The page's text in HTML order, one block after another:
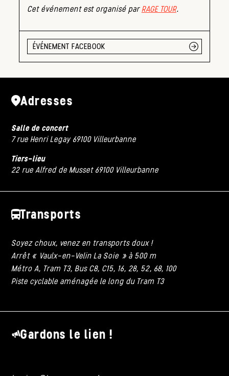
Cet événement est organisé parRAGE TOUR.
ÉVÉNEMENT FACEBOOK
Adresses
Salle de concert
7 rue Henri Legay 69100 Villeurbanne
Tiers-lieu
22 rue Alfred de Musset 69100 Villeurbanne
Transports
Soyez choux, venez en transports doux !
Arrêt « Vaulx-en-Velin La Soie » à 500 m
Métro A, Tram T3, Bus C8, C15, 16, 28, 52, 68, 100
Piste cyclable aménagée le long du Tram T3
Gardons le lien !